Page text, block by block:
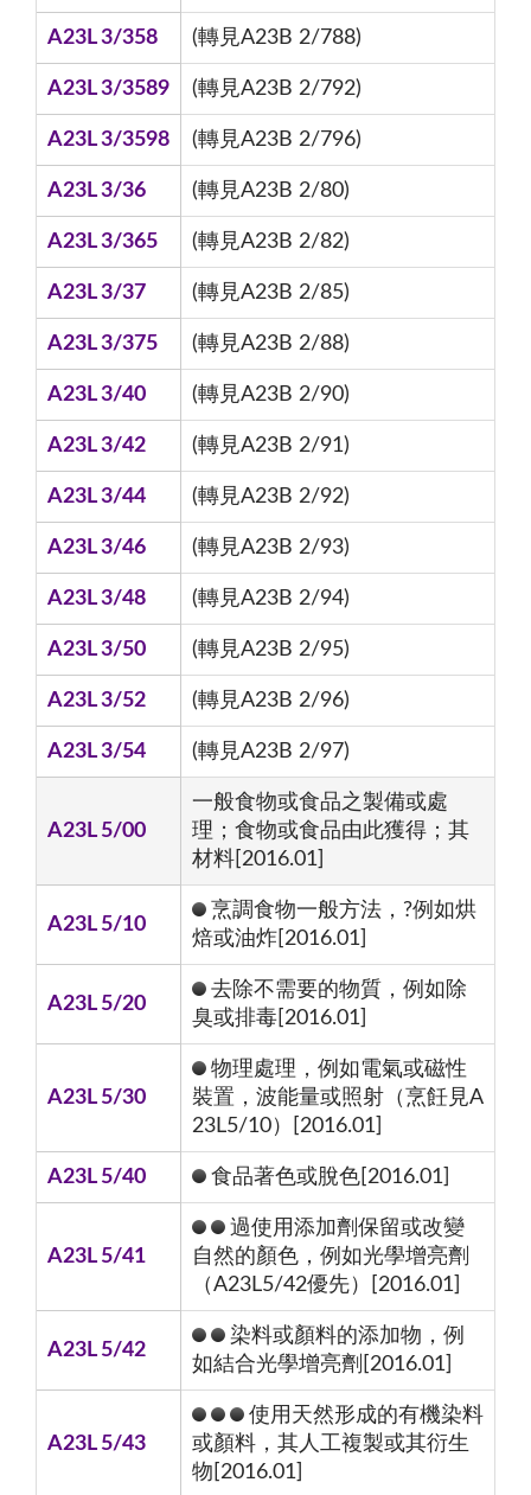
A23L 3/358 (轉見A23B 2/788)
A23L 3/3589 (轉見A23B 2/792)
A23L 3/3598 (轉見A23B 2/796)
A23L 3/36 (轉見A23B 2/80)
A23L 3/365 (轉見A23B 2/82)
A23L 3/37 (轉見A23B 2/85)
A23L 3/375 (轉見A23B 2/88)
A23L 3/40 (轉見A23B 2/90)
A23L 3/42 (轉見A23B 2/91)
A23L 3/44 (轉見A23B 2/92)
A23L 3/46 (轉見A23B 2/93)
A23L 3/48 (轉見A23B 2/94)
A23L 3/50 (轉見A23B 2/95)
A23L 3/52 (轉見A23B 2/96)
A23L 3/54 (轉見A23B 2/97)
A23L 5/00
一般食物或食品之製備或處
理；食物或食品由此獲得；其
材料[2016.01]
A23L 5/10
烹調食物一般方法，?例如烘
焙或油炸[2016.01]
A23L 5/20
去除不需要的物質，例如除
臭或排毒[2016.01]
A23L 5/30
物理處理，例如電氣或磁性
裝置，波能量或照射（烹飪見A
23L5/10）[2016.01]
A23L 5/40 食品著色或脫色[2016.01]
A23L 5/41
過使用添加劑保留或改變
自然的顏色，例如光學增亮劑
（A23L5/42優先）[2016.01]
A23L 5/42
染料或顏料的添加物，例
如結合光學增亮劑[2016.01]
A23L 5/43
使用天然形成的有機染料
或顏料，其人工複製或其衍生
物[2016.01]